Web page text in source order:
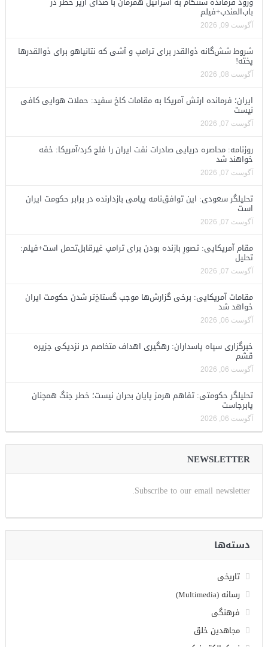
باب‌المندب+فیلم
آگوست 09, 2026
شروط شش‌گانه ذوالقدر برای ترامپ و آشی که نتانیاهو برای ذوالقدرها
پخته!
آگوست 08, 2026
ایران؛ فرمانده ارتش آمریکا به مقامات کاخ سفید: حملات هوایی کافی
نیست
آگوست 07, 2026
روزنامه: محاصره دریایی صادرات نفت ایران را فلج کرد/آمریکا: خفه
خواهند شد
آگوست 07, 2026
تحلیلگر سعودی: این توافق‌نامه پیامی بازدارنده در برابر حکومت ایران
است
آگوست 07, 2026
مقام آمریکایی: تصورِ بازنده بودن برای ترامپ غیرقابل‌تحمل است+فیلم:
تحلیل
آگوست 07, 2026
مقامات آمریکایی: برخی گزارش‌ها موجب گستاخ‌تر شدن حکومت ایران
خواهد شد
آگوست 06, 2026
خبرگزاری سپاه پاسداران: رهگیری اهداف متخاصم در نزدیکی جزیره
قشم
آگوست 06, 2026
تحلیلگر حکومتی: تفاهم هرمز پایان بحران نیست؛ خطر جنگ همچنان
پابرجاست
آگوست 06, 2026
NEWSLETTER
Subscribe to our email newsletter.
دسته‌ها
تاریخی
رسانه (Multimedia)
فرهنگی
مجاهدین خلق